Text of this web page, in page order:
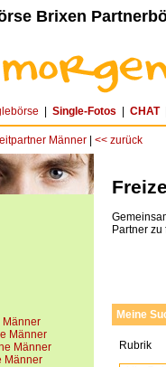
Brixen
Single-Fotos CHAT|
Männer << zurück
Männer
Männer
Männer
Männer
Partner
Meine
Rubrik